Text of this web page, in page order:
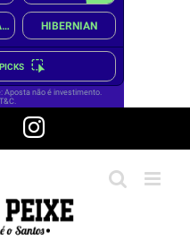
FacebookInstagram